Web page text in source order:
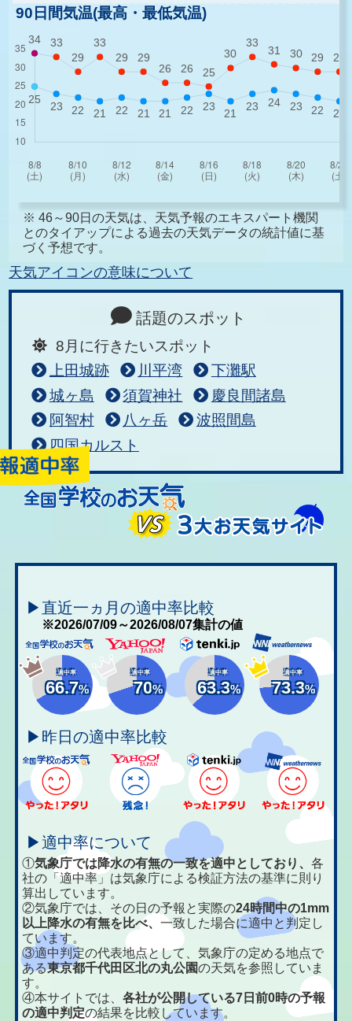
90日間気温(最高・最低気温)
※ 46～90日の天気は、天気予報のエキスパート機関
とのタイアップによる過去の天気データの統計値に基
づく予想です。
天気アイコンの意味について
話題のスポット
8月に行きたいスポット
上田城跡
川平湾
下灘駅
城ヶ島
須賀神社
慶良間諸島
阿智村
八ヶ岳
波照間島
四国カルスト
▶直近一ヵ月の適中率比較
※2026/07/09～2026/08/07集計の値
適中率
66.7%
適中率
70%
適中率
63.3%
適中率
73.3%
▶昨日の適中率比較
▶適中率について
①気象庁では降水の有無の一致を適中としており、各
社の「適中率」は気象庁による検証方法の基準に則り
算出しています。
②気象庁では、その日の予報と実際の24時間中の1mm
以上降水の有無を比べ、一致した場合に適中と判定し
ています。
③適中判定の代表地点として、気象庁の定める地点で
ある東京都千代田区北の丸公園の天気を参照していま
す。
④本サイトでは、各社が公開している7日前0時の予報
の適中判定の結果を比較しています。